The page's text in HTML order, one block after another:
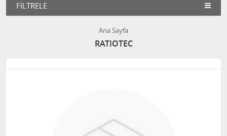
FILTRELE
Ana Sayfa
RATIOTEC